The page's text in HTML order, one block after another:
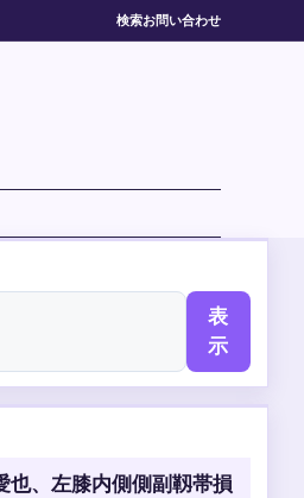
検索お問い合わせ
表
示
也、左膝内側側副靱帯損